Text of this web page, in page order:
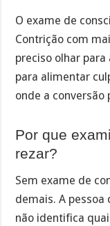
O exame de
Contrição com
preciso olhar
para alimentar
onde a conversão
Por que
rezar?
Sem exame de
demais. A pessoa
não identifica